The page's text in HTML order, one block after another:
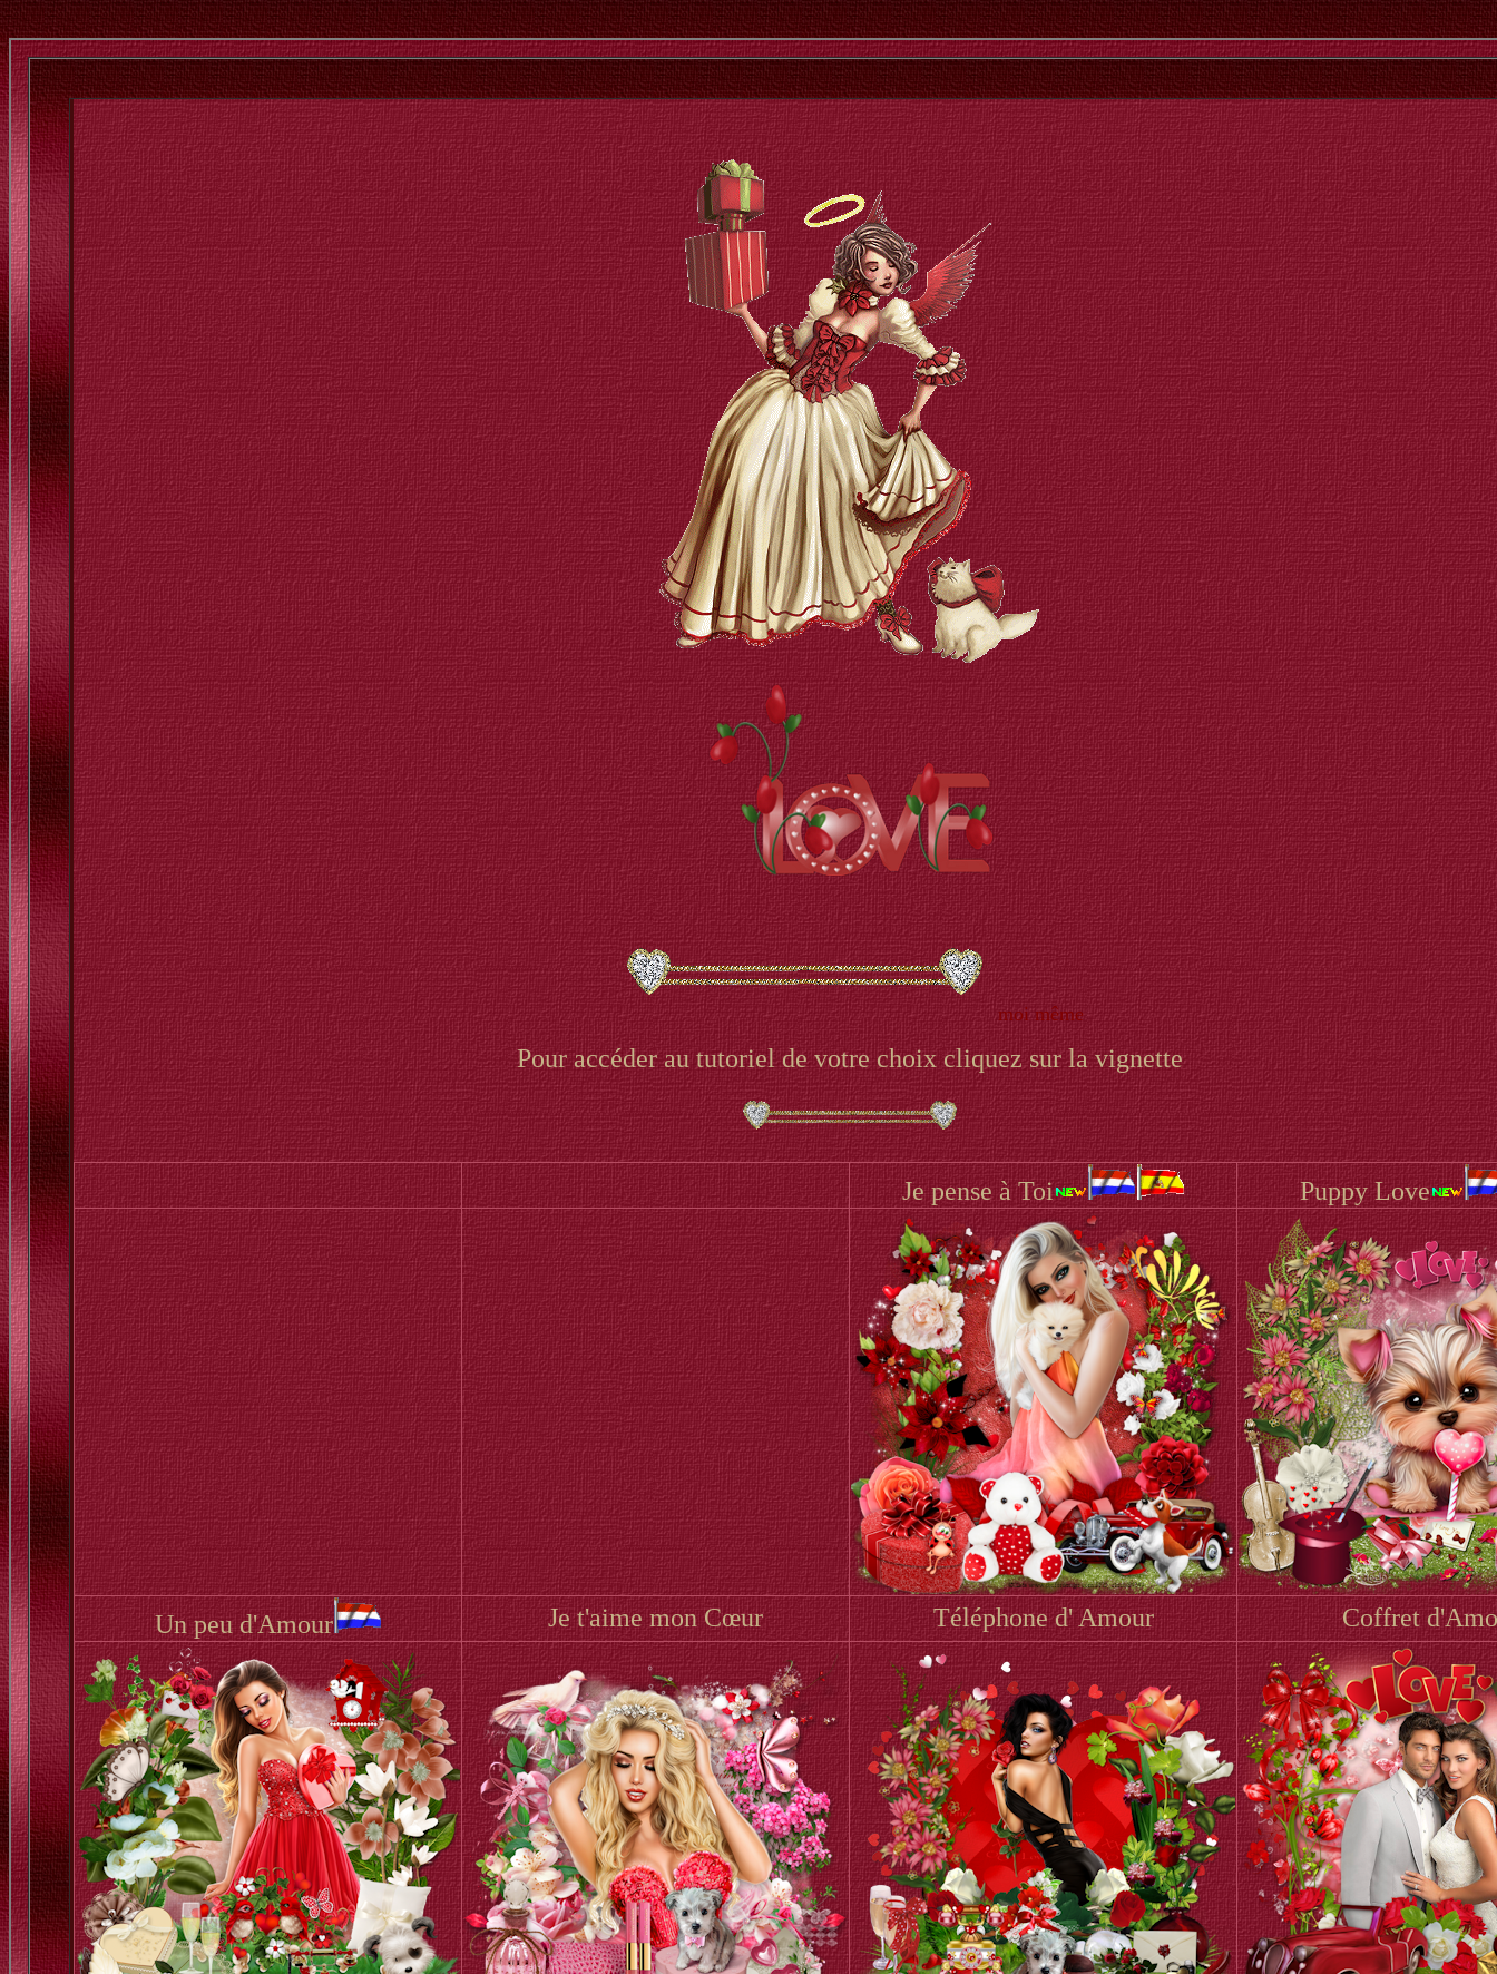
moi même
Pour accéder au tutoriel de votre choix cliquez sur la vignette
Je pense à Toi Puppy Love
Un peu d'Amour Je t'aime mon Cœur Téléphone d' Amour Coffret